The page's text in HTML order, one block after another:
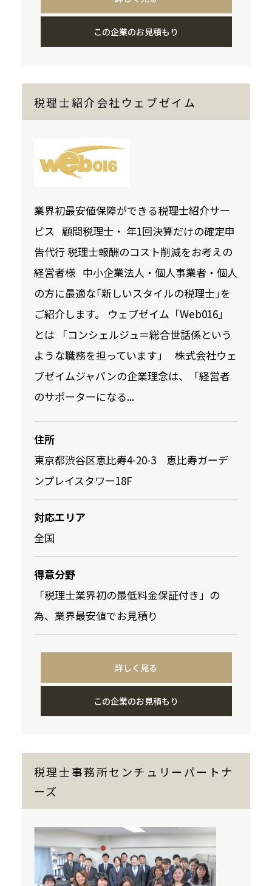
この企業のお見積もり
税理士紹介会社ウェブゼイム
業界初最安値保障ができる税理士紹介サー
ビス 顧問税理士・ 年1回決算だけの確定申
告代行 税理士報酬のコスト削減をお考えの
経営者様 中小企業法人・個人事業者・個人
の方に最適な｢新しいスタイルの税理士｣を
ご紹介します。 ウェブゼイム「Web016」
とは 「コンシェルジュ＝総合世話係という
ような職務を担っています」 株式会社ウェ
ブゼイムジャパンの企業理念は、「経営者
のサポーターになる...
住所
東京都渋谷区恵比寿4-20-3 恵比寿ガーデ
ンプレイスタワー18F
対応エリア
全国
得意分野
「税理士業界初の最低料金保証付き」の
為、業界最安値でお見積り
詳しく見る
この企業のお見積もり
税理士事務所センチュリーパートナ
ーズ